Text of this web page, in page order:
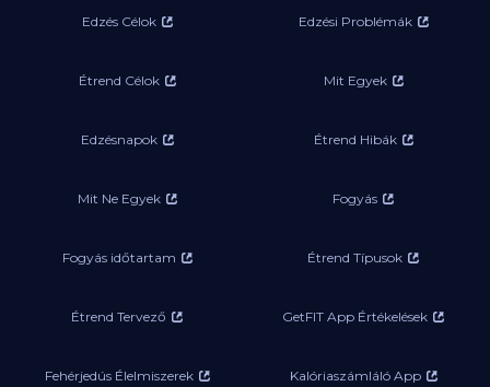
Edzés Célok Edzési Problémák
Étrend Célok Mit Egyek
Edzésnapok Étrend Hibák
Mit Ne Egyek Fogyás
Fogyás időtartam Étrend Típusok
Étrend Tervező GetFIT App Értékelések
Fehérjedús Élelmiszerek Kalóriaszámláló App